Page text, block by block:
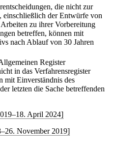
die nicht zur
einschließlich der Entwürfe von
zu ihrer Vorbereitung
betreffen, können mit
nach Ablauf von 30 Jahren
Register
in das Verfahrensregister
mit Einverständnis des
letzten die Sache betreffenden
April 2024]
November 2019]